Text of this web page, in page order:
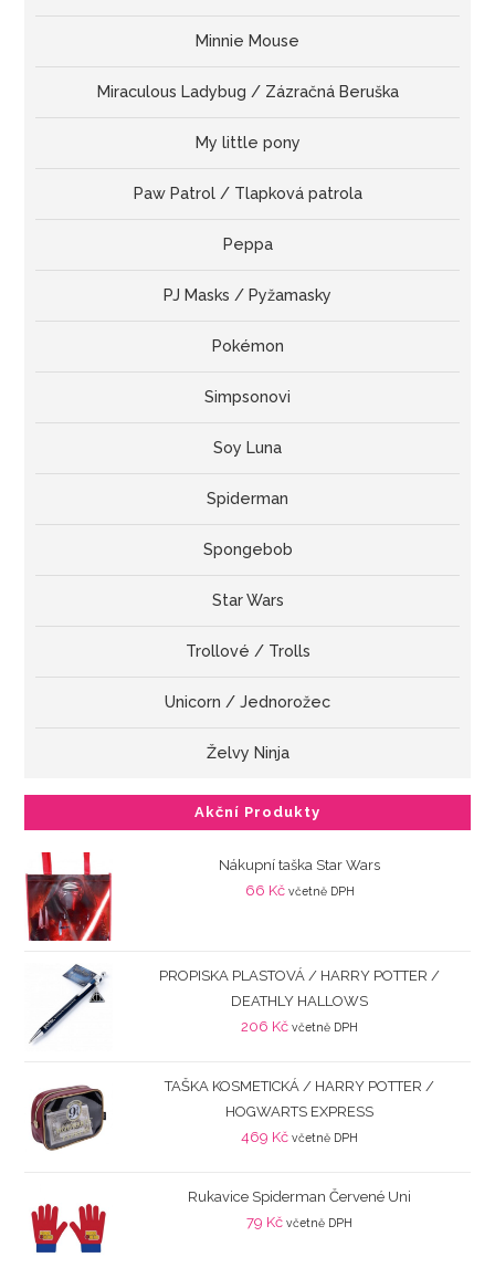
Minnie Mouse
Miraculous Ladybug / Zázračná Beruška
My little pony
Paw Patrol / Tlapková patrola
Peppa
PJ Masks / Pyžamasky
Pokémon
Simpsonovi
Soy Luna
Spiderman
Spongebob
Star Wars
Trollové / Trolls
Unicorn / Jednorožec
Želvy Ninja
Akční Produkty
Nákupní taška Star Wars
66 Kč včetně DPH
PROPISKA PLASTOVÁ / HARRY POTTER /
DEATHLY HALLOWS
206 Kč včetně DPH
TAŠKA KOSMETICKÁ / HARRY POTTER /
HOGWARTS EXPRESS
469 Kč včetně DPH
Rukavice Spiderman Červené Uni
79 Kč včetně DPH